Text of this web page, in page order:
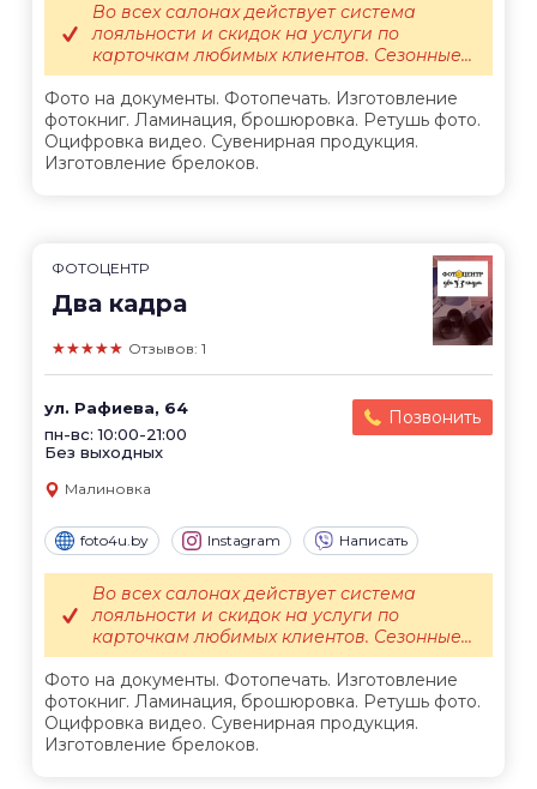
Фото на документы. Фотопечать. Изготовление
фотокниг. Ламинация, брошюровка. Ретушь фото.
Оцифровка видео. Сувенирная продукция.
Изготовление брелоков.
Во всех салонах действует система
лояльности и скидок на услуги по
карточкам любимых клиентов. Сезонные...
ФОТОЦЕНТР
Два кадра
★★★★★ Отзывов: 1
ул. Рафиева, 64
пн-вс: 10:00-21:00
Без выходных
Позвонить
Малиновка
foto4u.by Instagram Написать
Фото на документы. Фотопечать. Изготовление
фотокниг. Ламинация, брошюровка. Ретушь фото.
Оцифровка видео. Сувенирная продукция.
Изготовление брелоков.
Во всех салонах действует система
лояльности и скидок на услуги по
карточкам любимых клиентов. Сезонные...